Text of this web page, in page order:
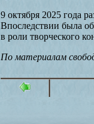
9 октября 2025 года
Впоследствии была
в роли творческого
По материалам